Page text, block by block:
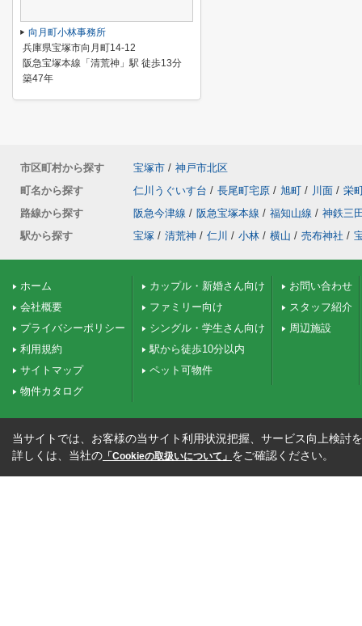
向月町小林事務所
兵庫県宝塚市向月町14-12
阪急宝塚本線「清荒神」駅 徒歩13分
築47年
市区町村から探す 宝塚市 / 神戸市北区
町名から探す
仁川うぐいす台 / 長尾町宅原 / 旭町 / 川面 / 栄
路線から探す
阪急今津線 / 阪急宝塚本線 / 福知山線 / 神鉄三
駅から探す
宝塚 / 清荒神 / 仁川 / 小林 / 横山 / 売布神社 /
ホーム
会社概要
プライバシーポリシー
利用規約
サイトマップ
物件カタログ
カップル・新婚さん向け
ファミリー向け
シングル・学生さん向け
駅から徒歩10分以内
ペット可物件
お問い合わせ
スタッフ紹介
周辺施設
当サイトでは、お客様の当サイト利用状況把握、サービス向上検討
詳しくは、当社の 「Cookieの取扱いについて」 をご確認ください。